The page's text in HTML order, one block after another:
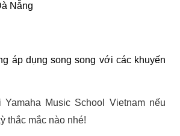
Nẵng
áp dụng song song với các khuyến
Music School Vietnam nếu
thắc mắc nào nhé!